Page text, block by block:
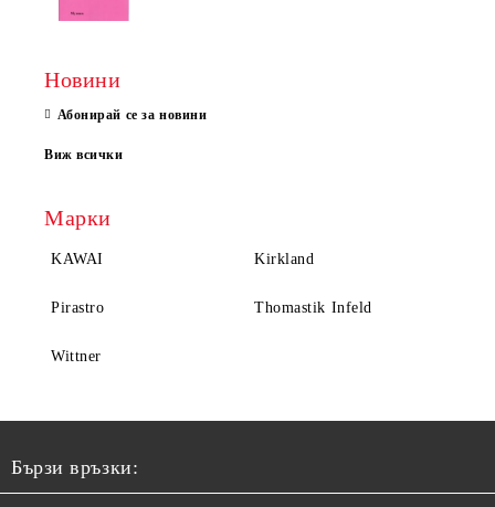
Новини
Абонирай се за новини
Виж всички
Марки
KAWAI Kirkland
Pirastro Thomastik Infeld
Wittner
Бързи връзки: